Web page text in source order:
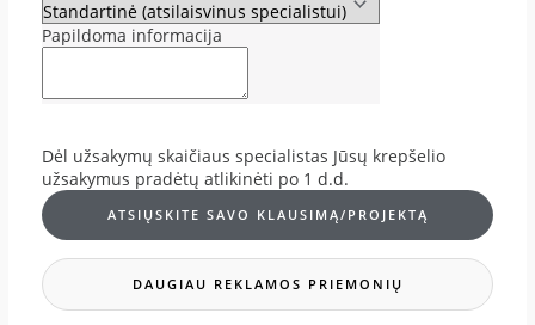
Papildoma informacija
Dėl užsakymų skaičiaus specialistas Jūsų krepšelio
užsakymus pradėtų atlikinėti po 1 d.d.
ATSIŲSKITE SAVO KLAUSIMĄ/PROJEKTĄ
DAUGIAU REKLAMOS PRIEMONIŲ